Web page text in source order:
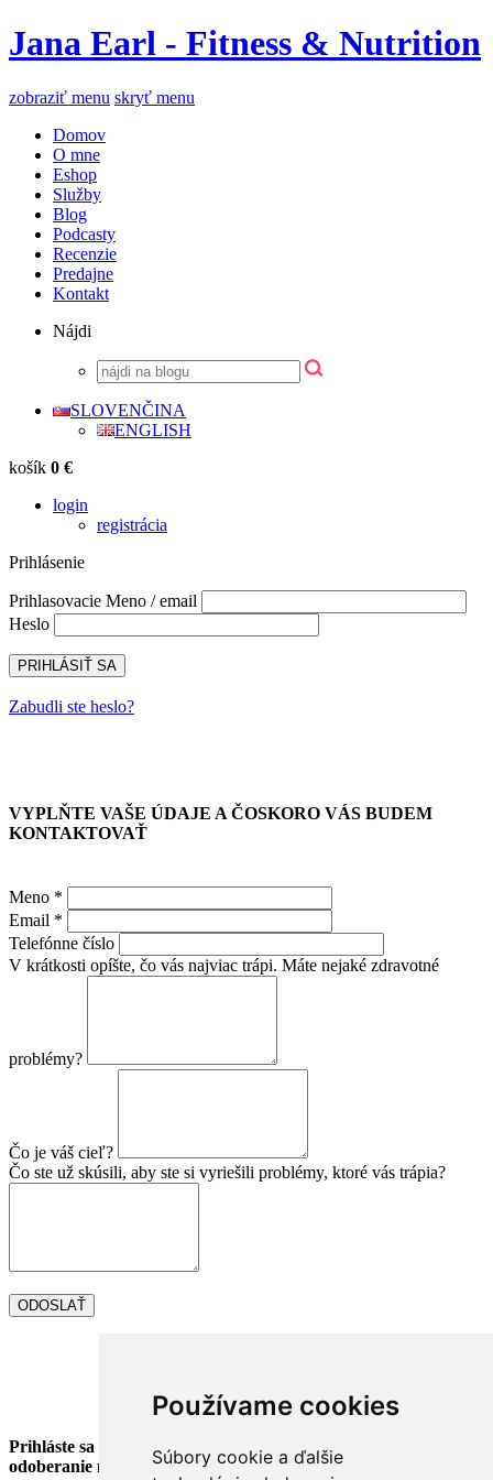
Používame cookies
Súbory cookie a ďalšie
Jana Earl - Fitness & Nutrition
zobraziť menu skryť menu
Domov
O mne
Eshop
Služby
Blog
Podcasty
Recenzie
Predajne
Kontakt
Nájdi
SLOVENČINA
ENGLISH
košík 0 €
login
registrácia
Prihlásenie
Prihlasovacie Meno / email
Heslo
Zabudli ste heslo?
VYPLŇTE VAŠE ÚDAJE A ČOSKORO VÁS BUDEM
KONTAKTOVAŤ
Meno *
Email *
Telefónne číslo
V krátkosti opíšte, čo vás najviac trápi. Máte nejaké zdravotné
problémy?
Čo je váš cieľ?
Čo ste už skúsili, aby ste si vyriešili problémy, ktoré vás trápia?
Prihláste sa na
odoberanie newslettra